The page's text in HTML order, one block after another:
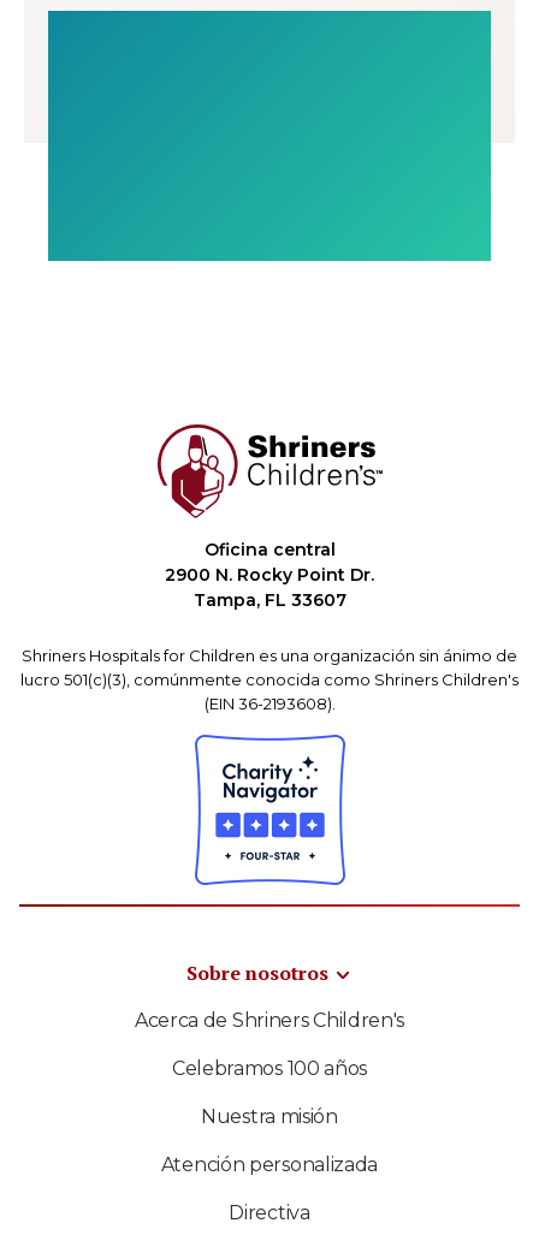
Oficina central
2900 N. Rocky Point Dr.
Tampa, FL 33607
Shriners Hospitals for Children es una organización sin ánimo de
lucro 501(c)(3), comúnmente conocida como Shriners Children's
(EIN 36-2193608).
Sobre nosotros
Acerca de Shriners Children's
Celebramos 100 años
Nuestra misión
Atención personalizada
Directiva